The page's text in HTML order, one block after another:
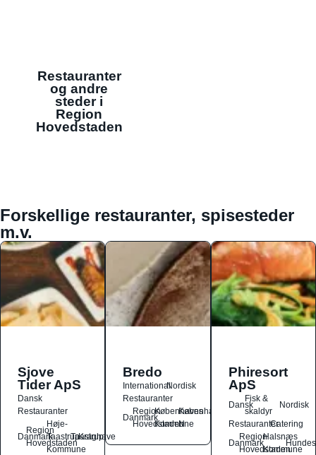
Restauranter
og andre
steder i
Region
Hovedstaden
Forskellige restauranter, spisesteder
m.v.
Sjove
Tider ApS
Dansk
Restauranter
Danmark
Region
Hovedstaden
Høje-
Taastrup
Kommune
Taastrup
Kraghave
Bredo
InternationalNordisk
Restauranter
Danmark
Region
Hovedstaden
Københavns
Kommune
København
N
Phiresort
ApS
Dansk
Fisk &
skaldyr
Nordisk
RestauranterCatering
Danmark
Region
Hovedstaden
Halsnæs
Kommune